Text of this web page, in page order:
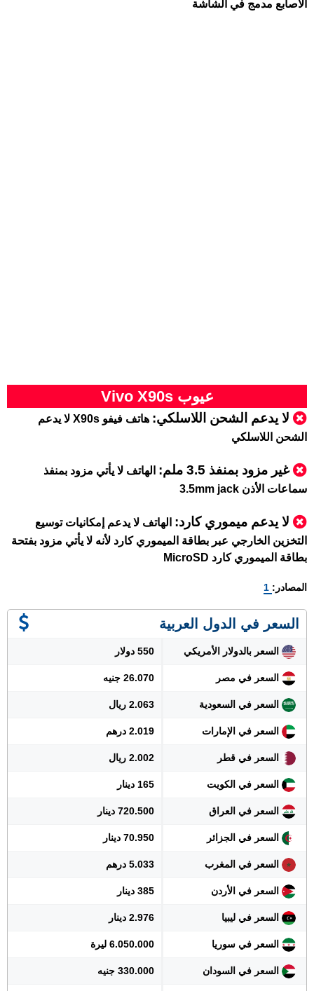
الأصابع مدمج في الشاشة
عيوب Vivo X90s
لا يدعم الشحن اللاسلكي:
هاتف فيفو X90s لا يدعم
الشحن اللاسلكي
غير مزود بمنفذ 3.5 ملم : الهاتف لا يأتي مزود بمنفذ
سماعات الأذن 3.5mm jack
لا يدعم ميموري كارد: الهاتف لا يدعم إمكانيات توسيع
التخزين الخارجي عبر بطاقة الميموري كارد لأنه لا يأتي مزود بفتحة
بطاقة الميموري كارد MicroSD
المصادر: 1
السعر في الدول العربية
السعر بالدولار الأمريكي 550 دولار
السعر في مصر 26.070 جنيه
السعر في السعودية 2.063 ريال
السعر في الإمارات 2.019 درهم
السعر في قطر 2.002 ريال
السعر في الكويت 165 دينار
السعر في العراق 720.500 دينار
السعر في الجزائر 70.950 دينار
السعر في المغرب 5.033 درهم
السعر في الأردن 385 دينار
السعر في ليبيا 2.976 دينار
السعر في سوريا 6.050.000 ليرة
السعر في السودان 330.000 جنيه